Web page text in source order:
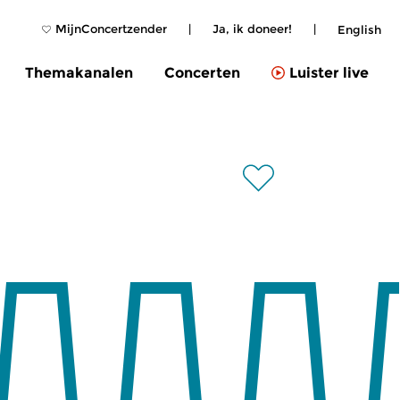
MijnConcertzender | Ja, ik doneer! | English
Themakanalen Concerten Luister live